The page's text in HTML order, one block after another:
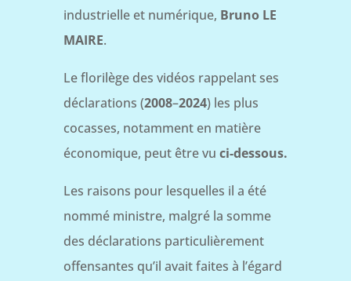
industrielle et numérique, Bruno LE
MAIRE.
Le florilège des vidéos rappelant ses
déclarations (2008–2024) les plus
cocasses, notamment en matière
économique, peut être vu ci-dessous.
Les raisons pour lesquelles il a été
nommé ministre, malgré la somme
des déclarations particulièrement
offensantes qu’il avait faites à l’égard